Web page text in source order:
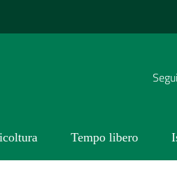
Tempo libero